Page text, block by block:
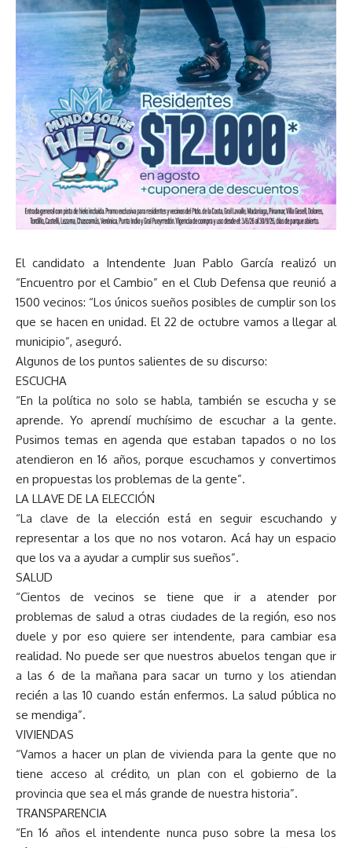
El candidato a Intendente Juan Pablo García realizó un
“Encuentro por el Cambio” en el Club Defensa que reunió a
1500 vecinos: “Los únicos sueños posibles de cumplir son los
que se hacen en unidad. El 22 de octubre vamos a llegar al
municipio”, aseguró.
Algunos de los puntos salientes de su discurso:
ESCUCHA
“En la política no solo se habla, también se escucha y se
aprende. Yo aprendí muchísimo de escuchar a la gente.
Pusimos temas en agenda que estaban tapados o no los
atendieron en 16 años, porque escuchamos y convertimos
en propuestas los problemas de la gente”.
LA LLAVE DE LA ELECCIÓN
“La clave de la elección está en seguir escuchando y
representar a los que no nos votaron. Acá hay un espacio
que los va a ayudar a cumplir sus sueños”.
SALUD
“Cientos de vecinos se tiene que ir a atender por
problemas de salud a otras ciudades de la región, eso nos
duele y por eso quiere ser intendente, para cambiar esa
realidad. No puede ser que nuestros abuelos tengan que ir
a las 6 de la mañana para sacar un turno y los atiendan
recién a las 10 cuando están enfermos. La salud pública no
se mendiga”.
VIVIENDAS
“Vamos a hacer un plan de vivienda para la gente que no
tiene acceso al crédito, un plan con el gobierno de la
provincia que sea el más grande de nuestra historia”.
TRANSPARENCIA
“En 16 años el intendente nunca puso sobre la mesa los